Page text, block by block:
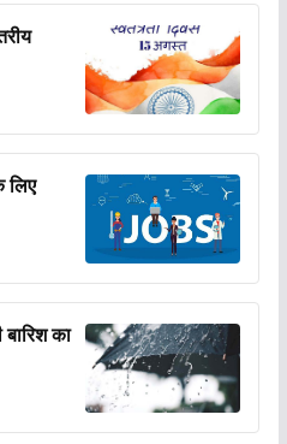
लिए
का